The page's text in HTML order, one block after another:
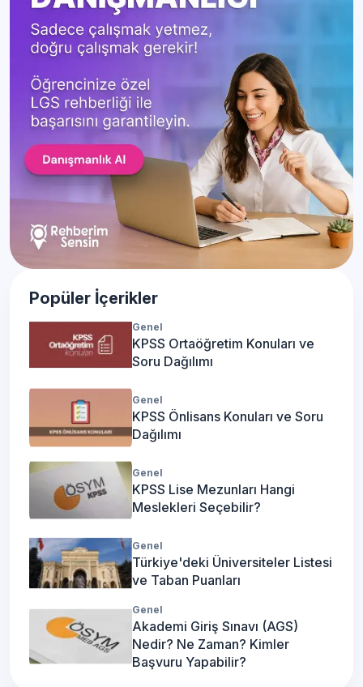
Popüler İçerikler
Genel
KPSS Ortaöğretim Konuları ve
Soru Dağılımı
Genel
KPSS Önlisans Konuları ve Soru
Dağılımı
Genel
KPSS Lise Mezunları Hangi
Meslekleri Seçebilir?
Genel
Türkiye'deki Üniversiteler Listesi
ve Taban Puanları
Genel
Akademi Giriş Sınavı (AGS)
Nedir? Ne Zaman? Kimler
Başvuru Yapabilir?